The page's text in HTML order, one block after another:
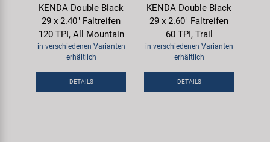
KENDA Double Black
29 x 2.40" Faltreifen
120 TPI, All Mountain
in verschiedenen Varianten
erhältlich
DETAILS
KENDA Double Black
29 x 2.60" Faltreifen
60 TPI, Trail
in verschiedenen Varianten
erhältlich
DETAILS